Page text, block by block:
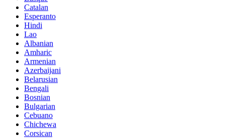
Catalan
Esperanto
Hindi
Lao
Albanian
Amharic
Armenian
Azerbaijani
Belarusian
Bengali
Bosnian
Bulgarian
Cebuano
Chichewa
Corsican